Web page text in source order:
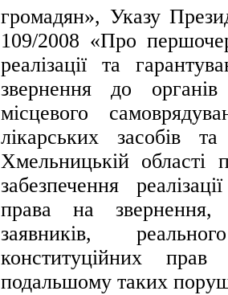
громадян», Указу
109/2008 «Про
реалізації та
звернення до
місцевого
лікарських засобів
Хмельницькій області
забезпечення
права на звернення,
заявників,
конституційних
подальшому таких